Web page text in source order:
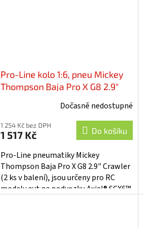
Pro-Line kolo 1:6, pneu Mickey
Thompson Baja Pro X G8 2.9"
Dočasně nedostupné
1 254 Kč bez DPH
1 517 Kč Do košíku
Pro-Line pneumatiky Mickey
Thompson Baja Pro X G8 2.9" Crawler
(2 ks v balení), jsou určeny pro RC
modely aut na podvozku Axial® SCX6™